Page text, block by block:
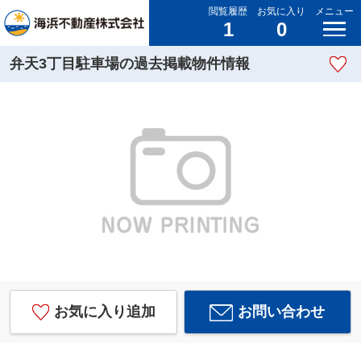
閲覧履歴
1
お気に入り
0
メニュー
弁天3丁目駐車場の過去掲載物件情報
お気に入り追加 お問い合わせ